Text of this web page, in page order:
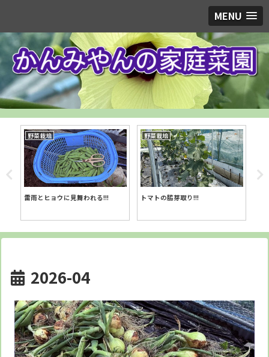
MENU
野菜栽培
雷雨とヒョウに見舞われる!!!
野菜栽培
トマトの脇芽取り!!!
2026-04